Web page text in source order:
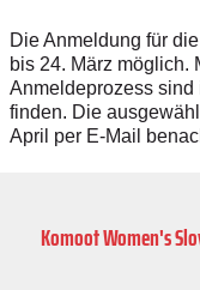
Die Anmeldung für
bis 24. März möglich.
Anmeldeprozess sind
finden. Die
April per E-Mail
Komoot Women's